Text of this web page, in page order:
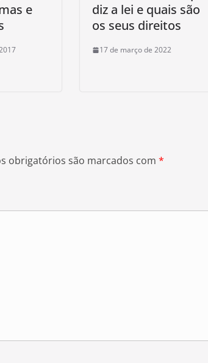
e
diz a lei e quais são
os seus direitos
17 de março de 2022
obrigatórios são marcados com *